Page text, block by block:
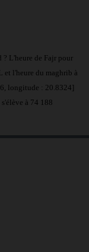
? L'heure de Fajr pour
et l'heure du maghrib à
longitude : 20.8324]
à 74 188